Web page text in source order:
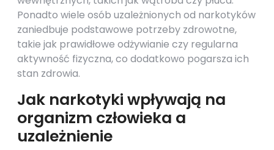
Ponadto wiele osób uzależnionych od narkotyków
zaniedbuje podstawowe potrzeby zdrowotne,
takie jak prawidłowe odżywianie czy regularna
aktywność fizyczna, co dodatkowo pogarsza ich
stan zdrowia.
Jak narkotyki wpływają na
organizm człowieka a
uzależnienie